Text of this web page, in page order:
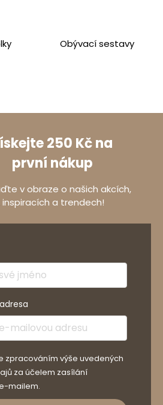
Obývací sestavy
250 Kč na
první nákup
v obraze o našich akcích,
inspiracích a trendech!
zpracováním výše uvedených
za účelem zasílání
mailem.